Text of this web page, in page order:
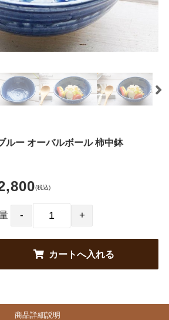
ルー オーバルボール 柿中鉢
(税込)
商品詳細説明